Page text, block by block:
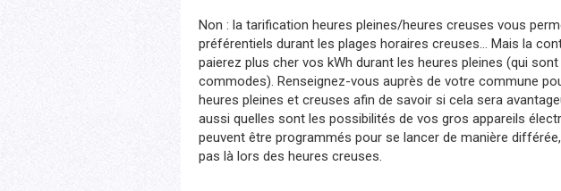
Non : la tarification heures pleines/heures creuses vous
préférentiels durant les plages horaires creuses… Mais la
paierez plus cher vos kWh durant les heures pleines (qui
commodes). Renseignez-vous auprès de votre commune
heures pleines et creuses afin de savoir si cela sera
aussi quelles sont les possibilités de vos gros appareils
peuvent être programmés pour se lancer de manière
pas là lors des heures creuses.